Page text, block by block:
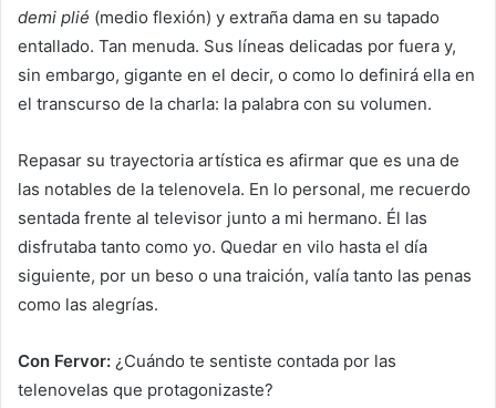
demi plié (medio flexión) y extraña dama en su tapado
entallado. Tan menuda. Sus líneas delicadas por fuera y,
sin embargo, gigante en el decir, o como lo definirá ella en
el transcurso de la charla: la palabra con su volumen.
Repasar su trayectoria artística es afirmar que es una de
las notables de la telenovela. En lo personal, me recuerdo
sentada frente al televisor junto a mi hermano. Él las
disfrutaba tanto como yo. Quedar en vilo hasta el día
siguiente, por un beso o una traición, valía tanto las penas
como las alegrías.
Con Fervor: ¿Cuándo te sentiste contada por las
telenovelas que protagonizaste?